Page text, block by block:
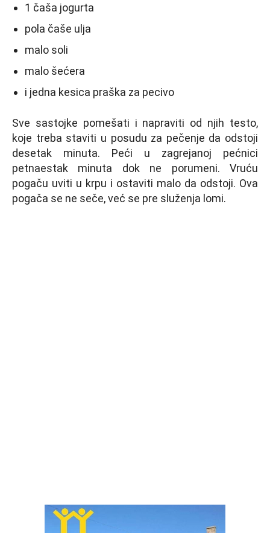
1 čaša jogurta
pola čaše ulja
malo soli
malo šećera
i jedna kesica praška za pecivo
Sve sastojke pomešati i napraviti od njih testo,
koje treba staviti u posudu za pečenje da odstoji
desetak minuta. Peći u zagrejanoj pećnici
petnaestak minuta dok ne porumeni. Vruću
pogaču uviti u krpu i ostaviti malo da odstoji. Ova
pogača se ne seče, već se pre služenja lomi.